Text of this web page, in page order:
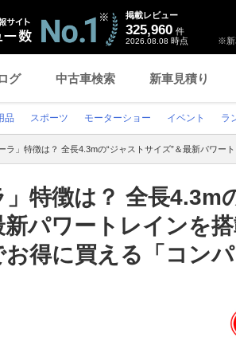
※新
掲載レビュー
325,960 件
2026.08.08 時点
グ 中古車検索 新車見積り
品 スポーツ モーターショー イベント ラ
ラ」特徴は？ 全長4.3mの“ジャストサイズ”＆最新パワー
特徴は？ 全長4.3m
パワートレインを搭
得に買える「コン